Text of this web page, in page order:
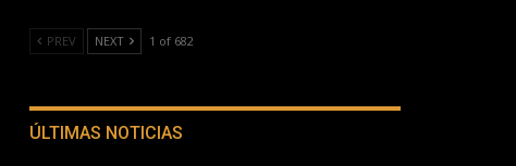
PREV NEXT 1 of 682
ÚLTIMAS NOTICIAS